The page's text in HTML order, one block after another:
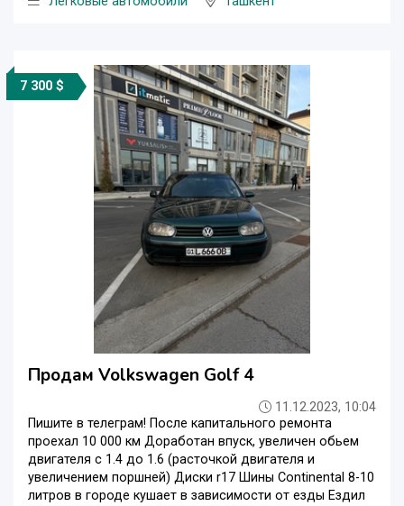
7 300 $
Продам Volkswagen Golf 4
11.12.2023, 10:04
Пишите в телеграм! После капитального ремонта
проехал 10 000 км Доработан впуск, увеличен обьем
двигателя с 1.4 до 1.6 (расточкой двигателя и
увеличением поршней) Диски r17 Шины Continental 8-10
литров в городе кушает в зависимости от езды Ездил